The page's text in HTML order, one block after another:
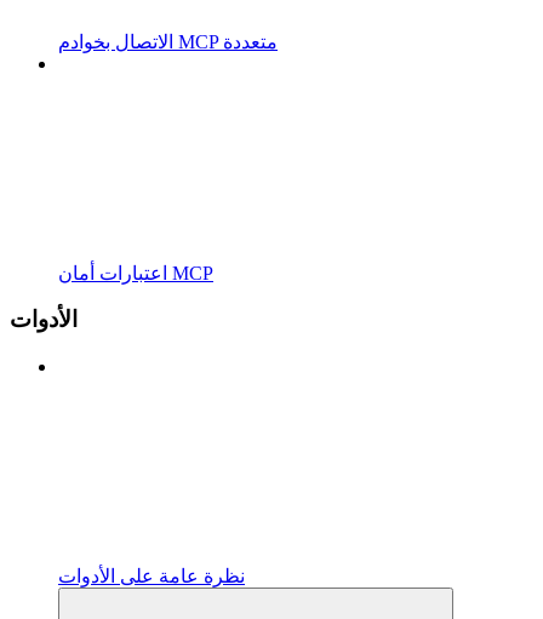
الاتصال بخوادم MCP متعددة
اعتبارات أمان MCP
الأدوات
نظرة عامة على الأدوات